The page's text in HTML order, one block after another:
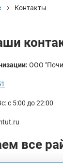
Контакты
ООО
с 5:00 до 22:00
все